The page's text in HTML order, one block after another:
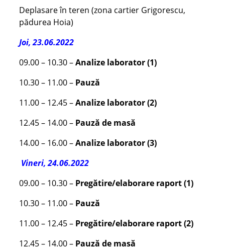
Deplasare în teren (zona cartier Grigorescu,
pădurea Hoia)
Joi, 23.06.2022
09.00 – 10.30 –Analize laborator (1)
10.30 – 11.00 – Pauză
11.00 – 12.45 –Analize laborator (2)
12.45 – 14.00 – Pauză de masă
14.00 – 16.00 –Analize laborator (3)
Vineri, 24.06.2022
09.00 – 10.30 – Pregătire/elaborare raport (1)
10.30 – 11.00 – Pauză
11.00 – 12.45 – Pregătire/elaborare raport (2)
12.45 – 14.00 –Pauză de masă